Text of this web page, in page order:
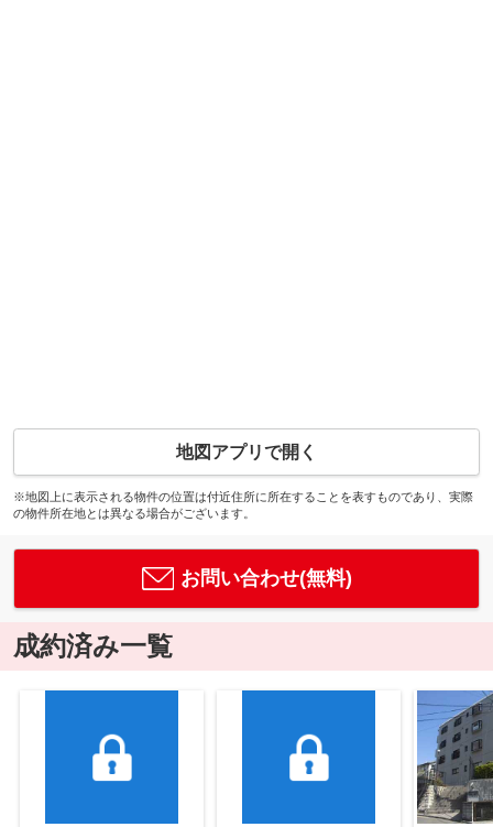
地図アプリで開く
※地図上に表示される物件の位置は付近住所に所在することを表すものであり、実際
の物件所在地とは異なる場合がございます。
お問い合わせ(無料)
成約済み一覧